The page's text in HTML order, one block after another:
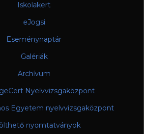
Iskolakert
eJogsi
Eseménynaptár
Galériák
Archívum
Nyelvvizsgaközpont
Egyetem nyelvvizsgaközpont
nyomtatványok